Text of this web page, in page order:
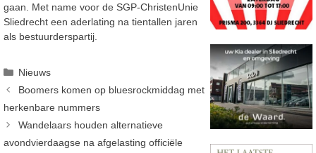
gaan. Met name voor de SGP-ChristenUnie
Sliedrecht een aderlating na tientallen jaren
als bestuurderspartij.
Categorieën
Nieuws
Boomers komen op bluesrockmiddag met
herkenbare nummers
Wandelaars houden alternatieve
avondvierdaagse na afgelasting officiële